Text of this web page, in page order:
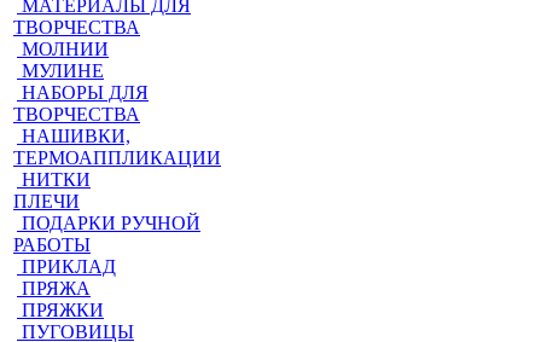
МАТЕРИАЛЫ ДЛЯ
ТВОРЧЕСТВА
МОЛНИИ
МУЛИНЕ
НАБОРЫ ДЛЯ
ТВОРЧЕСТВА
НАШИВКИ,
ТЕРМОАППЛИКАЦИИ
НИТКИ
ПЛЕЧИ
ПОДАРКИ РУЧНОЙ
РАБОТЫ
ПРИКЛАД
ПРЯЖА
ПРЯЖКИ
ПУГОВИЦЫ